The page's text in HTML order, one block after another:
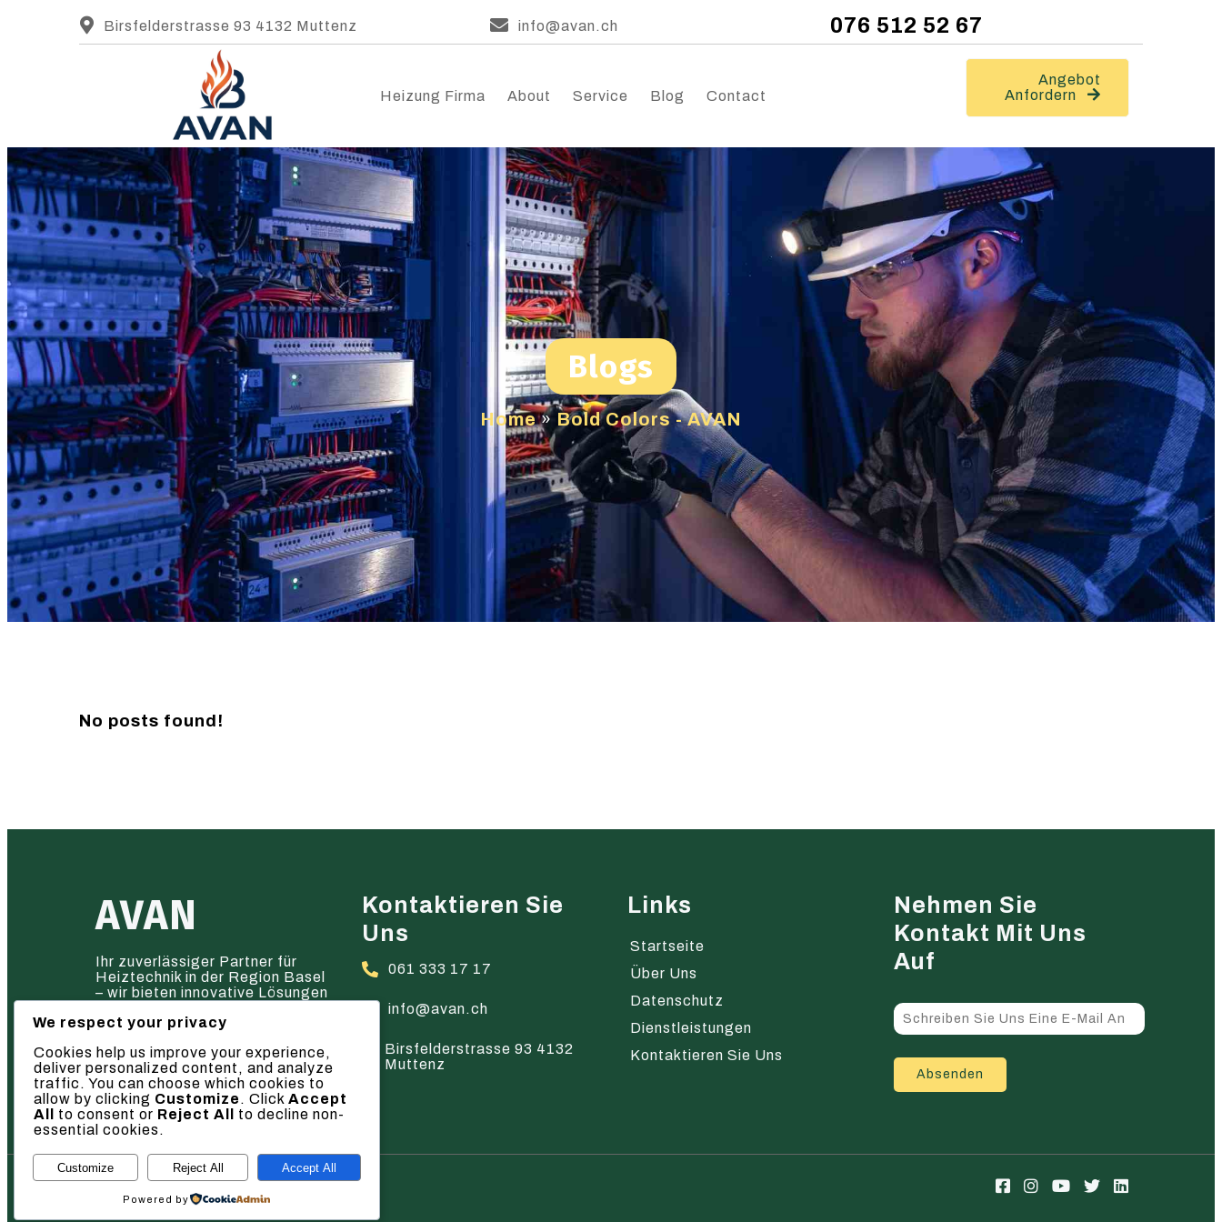
Birsfelderstrasse 93 4132 Muttenz info@avan.ch 076 512 52 67
Heizung Firma About Service Blog Contact
Angebot
Anfordern
Blogs
Home» Bold Colors - AVAN
No posts found!
AVAN
Ihr zuverlässiger Partner für
Heiztechnik in der Region Basel
– wir bieten innovative Lösungen
Kontaktieren Sie
Uns
061 333 17 17
info@avan.ch
Birsfelderstrasse 93 4132
Muttenz
Links
Startseite
Über Uns
Datenschutz
Dienstleistungen
Kontaktieren Sie Uns
Nehmen Sie
Kontakt Mit Uns
Auf
Absenden
© 2026 AVAN
We respect your privacy
Cookies help us improve your experience,
deliver personalized content, and analyze
traffic. You can choose which cookies to
allow by clicking Customize . Click Accept
All
to consent or Reject All
to decline non-
essential cookies.
Customize Reject All Accept All
Powered by